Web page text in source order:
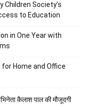
Children Society’s
to Education
in One Year with
for Home and Office
कैलाश पाल की मौजूदगी